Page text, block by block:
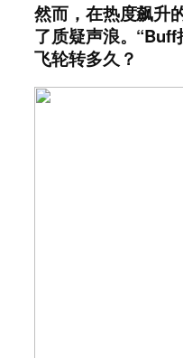
然而，在热度飙升
了质疑声浪。
飞轮转多久？